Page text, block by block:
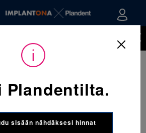
Plandentilta.
sisään nähdäksesi hinnat